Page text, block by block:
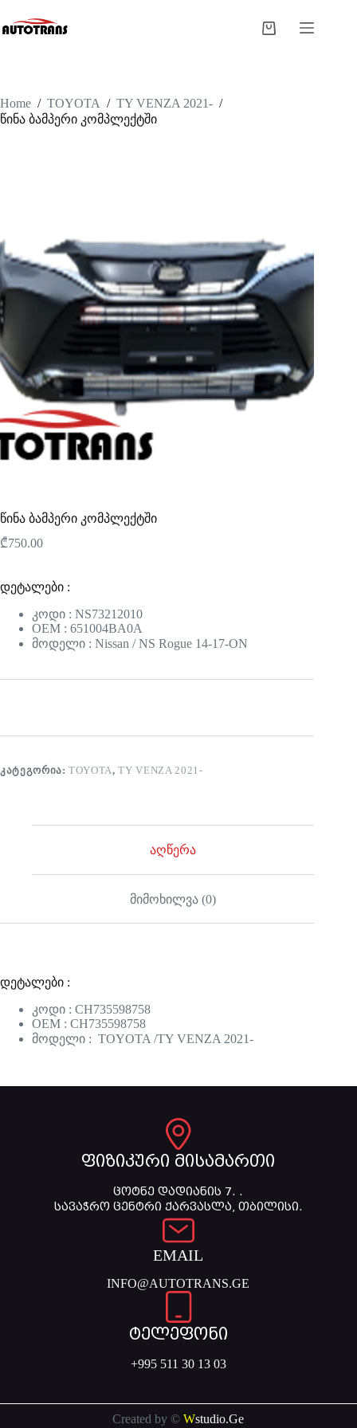
Home / TOYOTA / TY VENZA 2021- /
წინა ბამპერი კომპლექტში
წინა ბამპერი კომპლექტში
₾750.00
დეტალები :
კოდი : NS73212010
OEM : 651004BA0A
მოდელი : Nissan / NS Rogue 14-17-ON
ᲙᲐᲢᲔᲒᲝᲠᲘᲐ:TOYOTA,TY VENZA 2021-
აღწერა
მიმოხილვა (0)
დეტალები :
კოდი : CH735598758
OEM : CH735598758
მოდელი : TOYOTA /TY VENZA 2021-
ფიზიკური მისამართი
ცოტნე დადიანის 7. .
სავაჭრო ცენტრი ქარვასლა, თბილისი.
EMAIL
INFO@AUTOTRANS.GE
ტელეფონი
+995 511 30 13 03
Created by ©Wstudio.Ge